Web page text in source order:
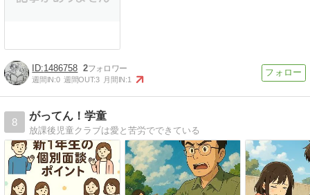
1486758 2
週間IN:0 週間OUT:3 月間IN:1
8
がってん！学童
放課後児童クラブは愛と苦労でできている